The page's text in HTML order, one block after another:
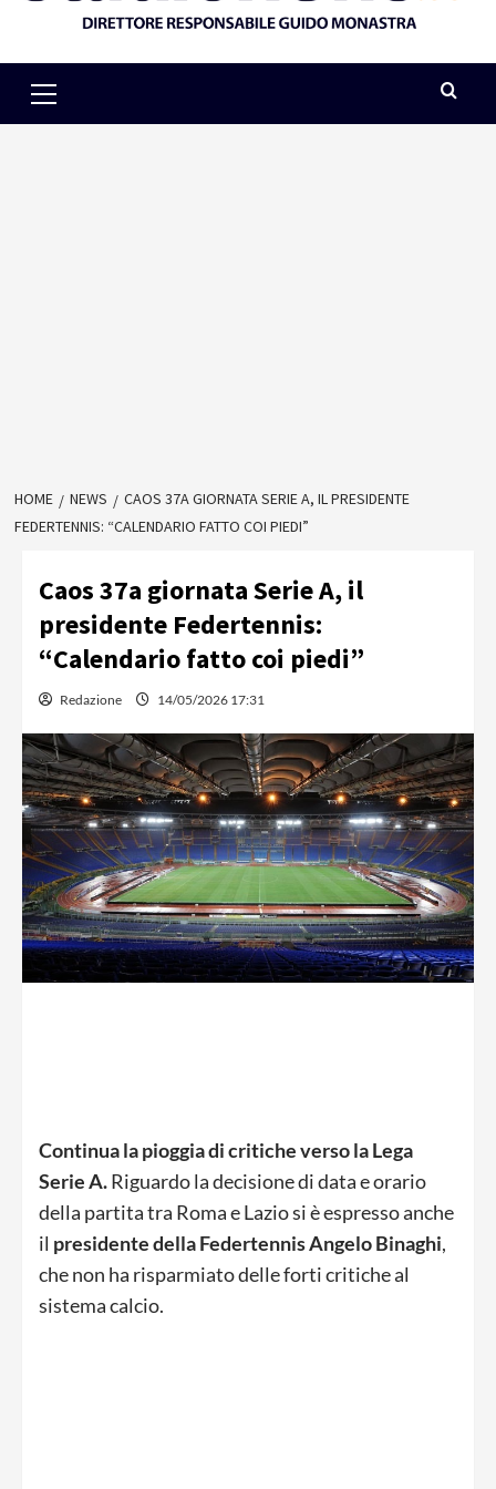
Menu
HOME NEWS
CAOS 37A GIORNATA SERIE A, IL PRESIDENTE
FEDERTENNIS: “CALENDARIO FATTO COI PIEDI”
Caos 37a giornata Serie A, il
presidente Federtennis:
“Calendario fatto coi piedi”
Redazione 14/05/2026 17:31
Continua la pioggia di critiche verso la Lega
Serie A.Riguardo la decisione di data e orario
della partita tra Roma e Lazio si è espresso anche
il presidente della Federtennis Angelo Binaghi,
che non ha risparmiato delle forti critiche al
sistema calcio.